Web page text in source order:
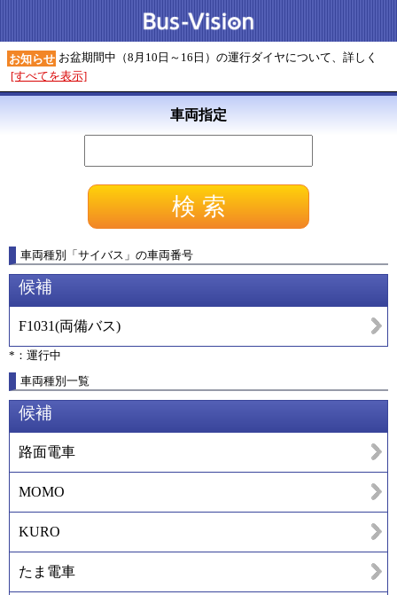
お知らせ お盆期間中（8月10日～16日）の運行ダイヤについて、詳しく
[すべてを表示]
車両指定
車両種別 「サイバス 」 の車両番号
候補
F1031(両備バス)
*：運行中
車両種別一覧
候補
路面電車
MOMO
KURO
たま電車